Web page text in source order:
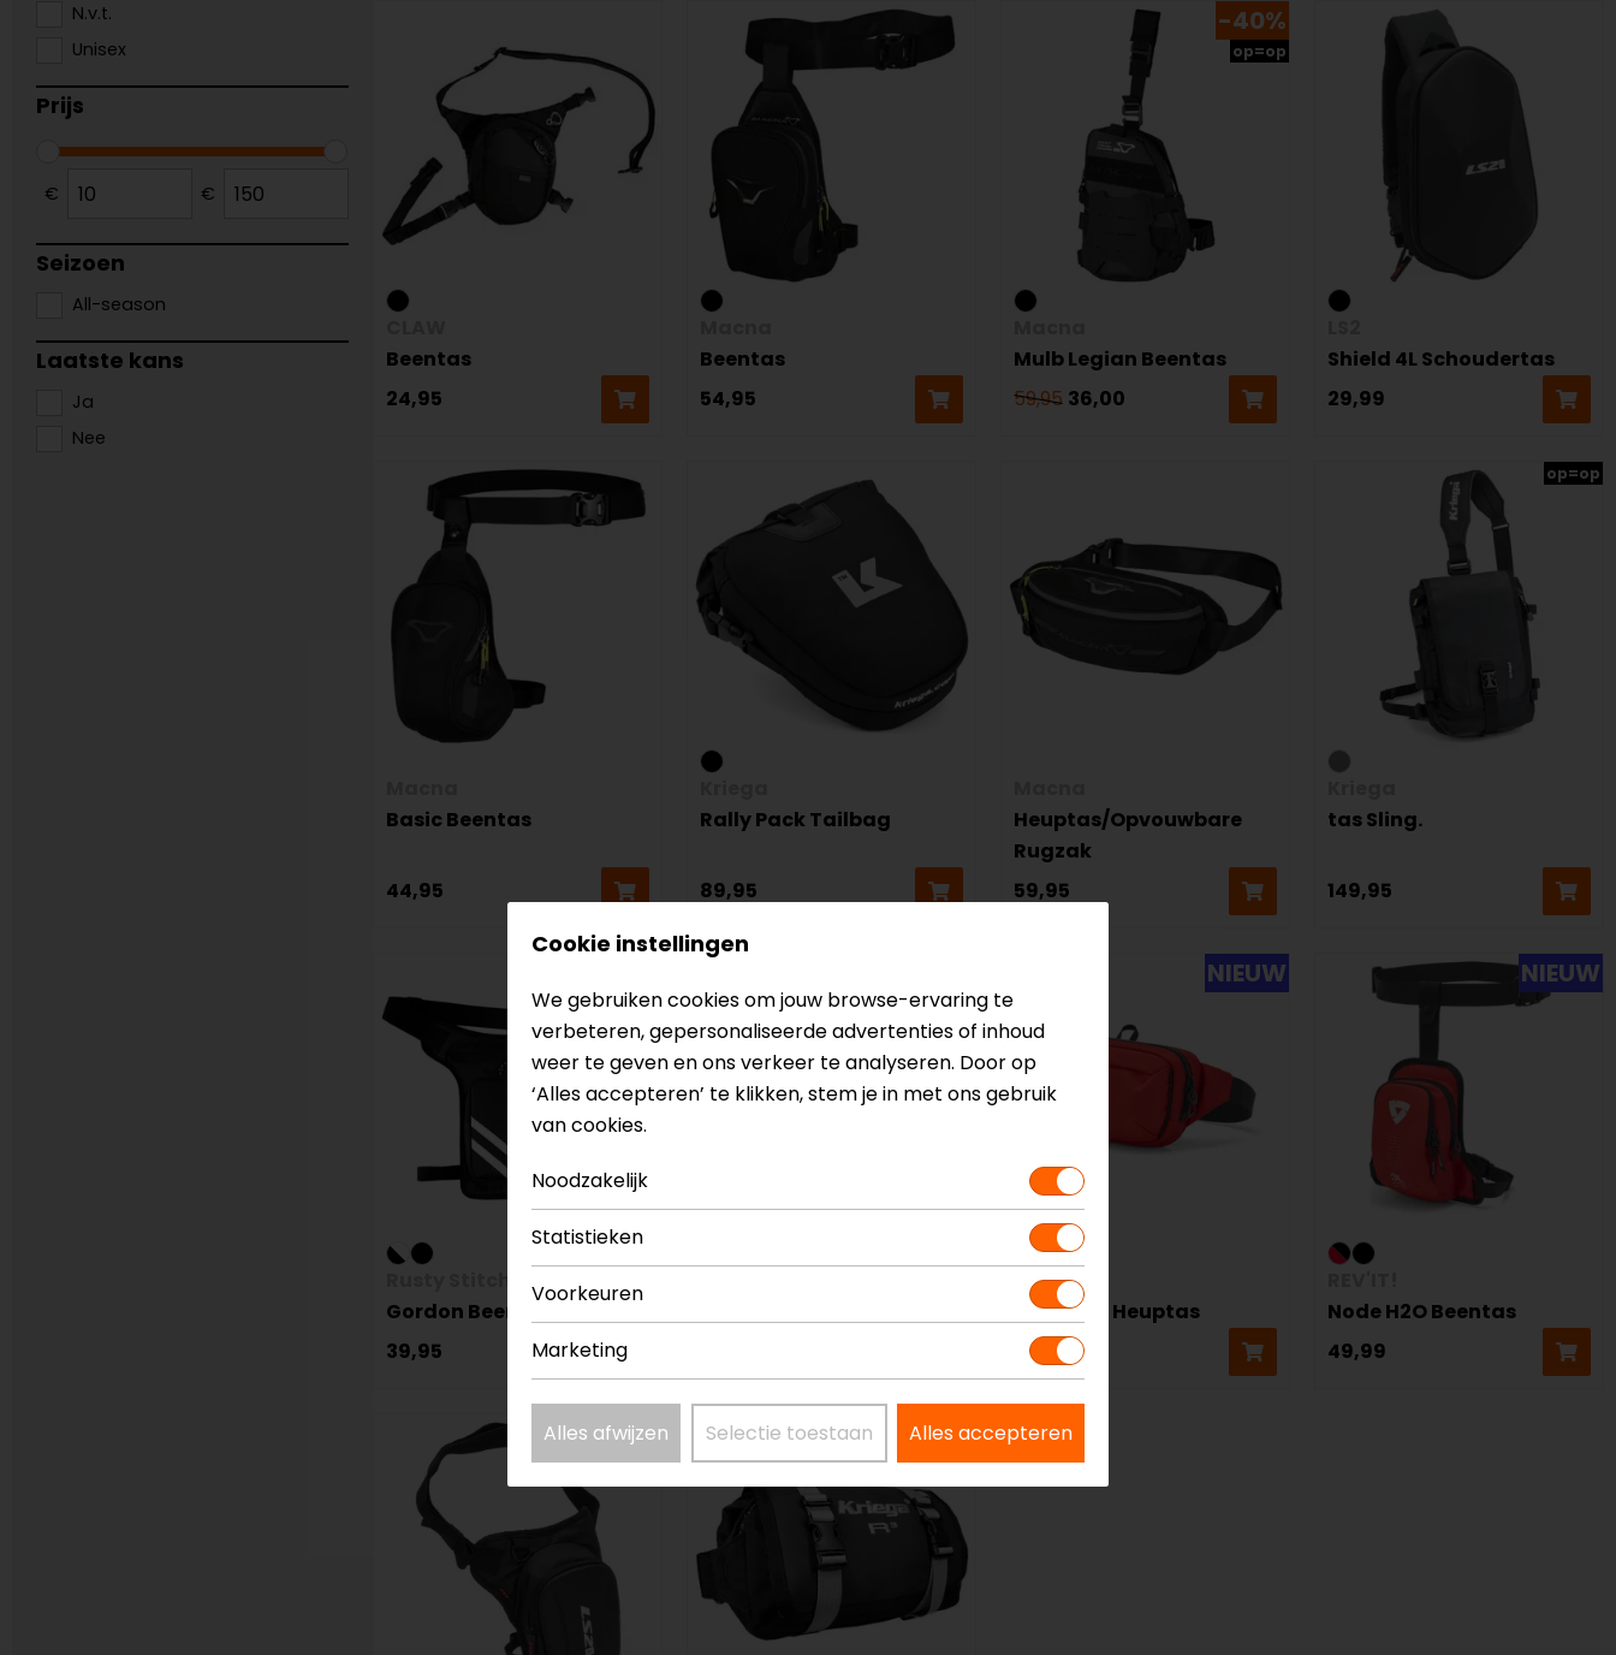
N.v.t.
Unisex
Prijs
€ €
Seizoen
All-season
Laatste kans
Ja
Nee
Beentas
24,95
Beentas
54,95
-40%
op=op
Mulb Legian Beentas
59,95 36,00
Shield 4L Schoudertas
29,99
Basic Beentas
44,95
Rally Pack Tailbag
89,95
Heuptas/Opvouwbare
Rugzak
59,95
op=op
tas Sling.
149,95
Rusty Stitches
Gordon Beentas
39,95
op=op
NIEUW
REV'IT!
Nour H2O Heuptas
49,99
NIEUW
Node H2O Beentas
49,99
Cookie instellingen
We gebruiken cookies om jouw browse-ervaring te
verbeteren, gepersonaliseerde advertenties of inhoud
weer te geven en ons verkeer te analyseren. Door op
‘Alles accepteren’ te klikken, stem je in met ons gebruik
van cookies.
Noodzakelijk
Statistieken
Voorkeuren
Marketing
Alles afwijzen Selectie toestaan Alles accepteren